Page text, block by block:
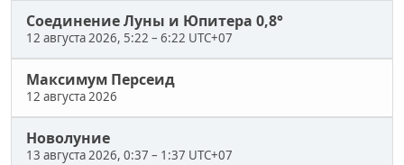
Соединение Луны и Юпитера 0,8°
12 августа 2026, 5:22 – 6:22 UTC+07
Максимум Персеид
12 августа 2026
Новолуние
13 августа 2026, 0:37 – 1:37 UTC+07